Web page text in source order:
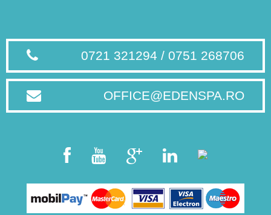
0721 321294 / 0751 268706
OFFICE@EDENSPA.RO